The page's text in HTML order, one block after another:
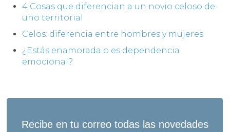
4 Cosas que diferencian a un novio celoso de
uno territorial
Celos: diferencia entre hombres y mujeres
¿Estás enamorada o es dependencia
emocional?